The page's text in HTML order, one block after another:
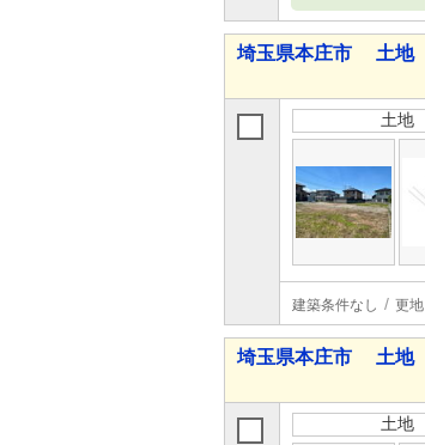
埼玉県本庄市 土地
土地
建築条件なし 更地
埼玉県本庄市 土地
土地